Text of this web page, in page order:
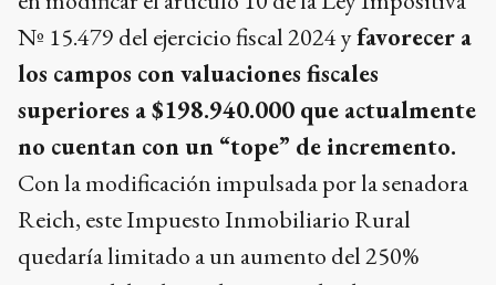
Nº 15.479 del ejercicio fiscal 2024 yfavorecer a
los campos con valuaciones fiscales
superiores a $198.940.000 que actualmente
no cuentan con un “tope” de incremento.
Con la modificación impulsada por la senadora
Reich, este Impuesto Inmobiliario Rural
quedaría limitado a un aumento del 250%